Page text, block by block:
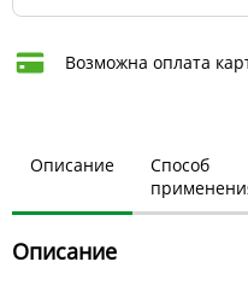
Возможна оплата
Описание
Способ
Описание